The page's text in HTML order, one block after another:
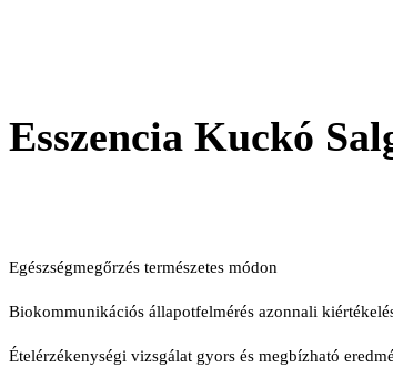
Esszencia Kuckó
Egészségmegőrzés természetes módon
Biokommunikációs állapotfelmérés azonnali
Ételérzékenységi vizsgálat gyors és megbízható